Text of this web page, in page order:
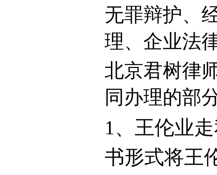
无罪辩护、
理、企业法
北京君树律
同办理的部
1、王伦业
书形式将王